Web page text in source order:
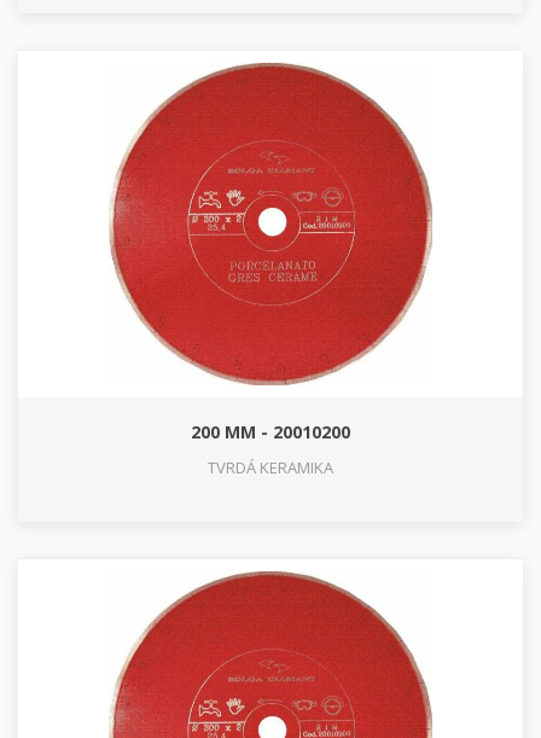
200 MM - 20010200
TVRDÁ KERAMIKA